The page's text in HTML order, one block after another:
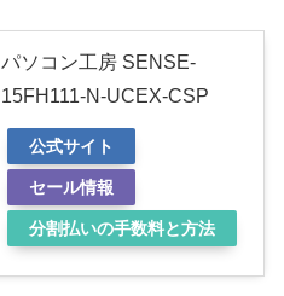
パソコン工房 SENSE-
15FH111-N-UCEX-CSP
公式サイト
セール情報
分割払いの手数料と方法